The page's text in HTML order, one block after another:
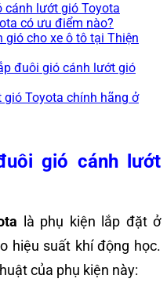
cánh lướt gió Toyota
có ưu điểm nào?
gió cho xe ô tô tại Thiện
đuôi gió cánh lướt gió
Toyota chính hãng ở
gió cánh lướt
là phụ kiện lắp đặt ở
hiệu suất khí động học.
của phụ kiện này: